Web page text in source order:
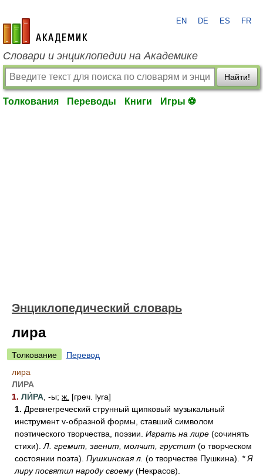
academic.ru
EN DE ES FR
Словари и энциклопедии на Академике
Найти!
Толкования Переводы Книги Игры ⚽
Энциклопедический словарь
лира
Толкование
Перевод
лира
ЛИРА
1. ЛИ́РА , -ы; ж. [греч. lyra]
1. Древнегреческий струнный щипковый музыкальный
инструмент v-образной формы, ставший символом
поэтического творчества, поэзии. Играть на лире (сочинять
стихи). Л. гремит, звенит, молчит, грустит (о творческом
состоянии поэта). Пушкинская л. (о творчестве Пушкина). * Я
лиру посвятил народу своему(Некрасов).